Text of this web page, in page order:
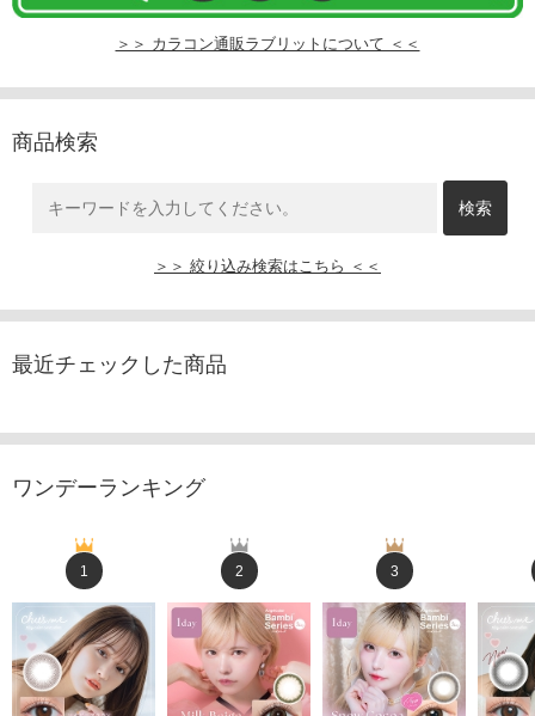
＞＞ カラコン通販ラブリットについて ＜＜
商品検索
＞＞ 絞り込み検索はこちら ＜＜
最近チェックした商品
ワンデーランキング
1 2 3